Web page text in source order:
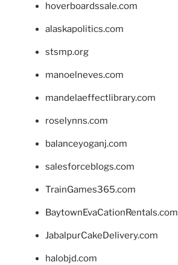
hoverboardssale.com
alaskapolitics.com
stsmp.org
manoelneves.com
mandelaeffectlibrary.com
roselynns.com
balanceyoganj.com
salesforceblogs.com
TrainGames365.com
BaytownEvaCationRentals.com
JabalpurCakeDelivery.com
halobjd.com